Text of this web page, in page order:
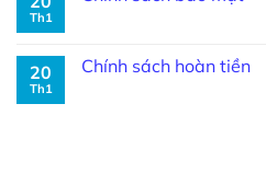
Th1
20
Th1
Chính sách hoàn tiền